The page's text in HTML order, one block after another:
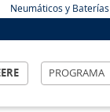
Neumáticos y Baterías
PROGRAMA